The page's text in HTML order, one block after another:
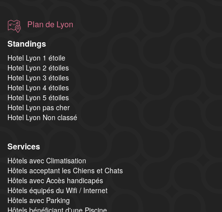
Plan de Lyon
Standings
Hotel Lyon 1 étoile
Hotel Lyon 2 étoiles
Hotel Lyon 3 étoiles
Hotel Lyon 4 étoiles
Hotel Lyon 5 étoiles
Hotel Lyon pas cher
Hotel Lyon Non classé
Services
Hôtels avec Climatisation
Hôtels acceptant les Chiens et Chats
Hôtels avec Accès handicapés
Hôtels équipés du Wifi / Internet
Hôtels avec Parking
Hôtels bénéficiant d'une Piscine